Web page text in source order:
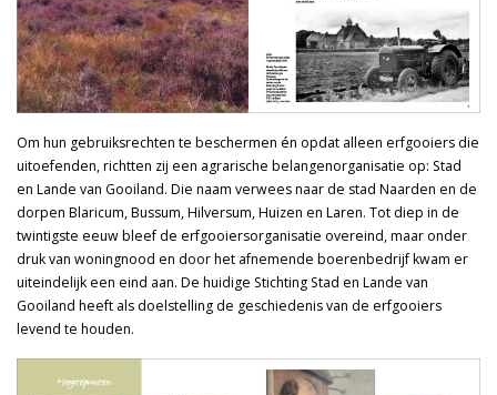
Om hun gebruiksrechten te beschermen én opdat alleen erfgooiers die
uitoefenden, richtten zij een agrarische belangenorganisatie op: Stad
en Lande van Gooiland. Die naam verwees naar de stad Naarden en de
dorpen Blaricum, Bussum, Hilversum, Huizen en Laren. Tot diep in de
twintigste eeuw bleef de erfgooiersorganisatie overeind, maar onder
druk van woningnood en door het afnemende boerenbedrijf kwam er
uiteindelijk een eind aan. De huidige Stichting Stad en Lande van
Gooiland heeft als doelstelling de geschiedenis van de erfgooiers
levend te houden.